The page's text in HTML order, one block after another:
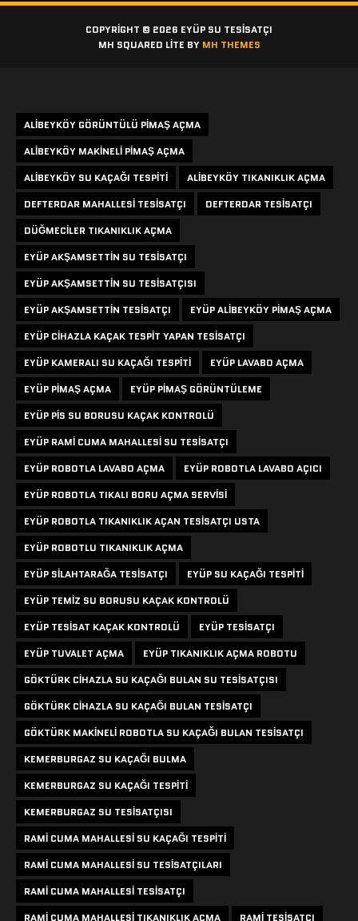
COPYRIGHT © 2026 EYÜP SU TESISATÇI
MH SQUARED LITE BY MH THEMES
ALIBEYKÖY GÖRÜNTÜLÜ PIMAŞ AÇMA
ALIBEYKÖY MAKINELI PIMAŞ AÇMA
ALIBEYKÖY SU KAÇAĞI TESPITI
ALIBEYKÖY TIKANIKLIK AÇMA
DEFTERDAR MAHALLESI TESISATÇI
DEFTERDAR TESISATÇI
DÜĞMECILER TIKANIKLIK AÇMA
EYÜP AKŞAMSETTIN SU TESISATÇI
EYÜP AKŞAMSETTIN SU TESISATÇISI
EYÜP AKŞAMSETTIN TESISATÇI
EYÜP ALIBEYKÖY PIMAŞ AÇMA
EYÜP CIHAZLA KAÇAK TESPIT YAPAN TESISATÇI
EYÜP KAMERALI SU KAÇAĞI TESPITI
EYÜP LAVABO AÇMA
EYÜP PIMAŞ AÇMA
EYÜP PIMAŞ GÖRÜNTÜLEME
EYÜP PIS SU BORUSU KAÇAK KONTROLÜ
EYÜP RAMI CUMA MAHALLESI SU TESISATÇI
EYÜP ROBOTLA LAVABO AÇMA
EYÜP ROBOTLA LAVABO AÇICI
EYÜP ROBOTLA TIKALI BORU AÇMA SERVISI
EYÜP ROBOTLA TIKANIKLIK AÇAN TESISATÇI USTA
EYÜP ROBOTLU TIKANIKLIK AÇMA
EYÜP SILAHTARAĞA TESISATÇI
EYÜP SU KAÇAĞI TESPITI
EYÜP TEMIZ SU BORUSU KAÇAK KONTROLÜ
EYÜP TESISAT KAÇAK KONTROLÜ
EYÜP TESISATÇI
EYÜP TUVALET AÇMA
EYÜP TIKANIKLIK AÇMA ROBOTU
GÖKTÜRK CIHAZLA SU KAÇAĞI BULAN SU TESISATÇISI
GÖKTÜRK CIHAZLA SU KAÇAĞI BULAN TESISATÇI
GÖKTÜRK MAKINELI ROBOTLA SU KAÇAĞI BULAN TESISATÇI
KEMERBURGAZ SU KAÇAĞI BULMA
KEMERBURGAZ SU KAÇAĞI TESPITI
KEMERBURGAZ SU TESISATÇISI
RAMI CUMA MAHALLESI SU KAÇAĞI TESPITI
RAMI CUMA MAHALLESI SU TESISATÇILARI
RAMI CUMA MAHALLESI TESISATÇI
RAMI CUMA MAHALLESI TIKANIKLIK AÇMA
RAMI TESISATÇI